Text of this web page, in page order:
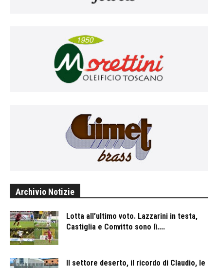
Archivio Notizie
Lotta all’ultimo voto. Lazzarini in testa,
Castiglia e Convitto sono lì....
Il settore deserto, il ricordo di Claudio, le